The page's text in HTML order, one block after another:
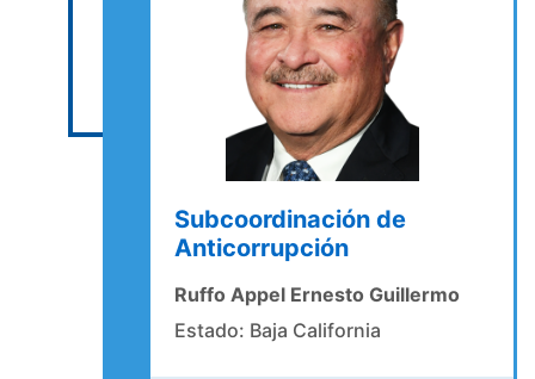
Subcoordinación de
Anticorrupción
Ruffo Appel Ernesto Guillermo
Estado: Baja California